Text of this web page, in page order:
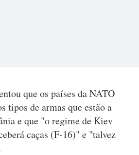
que os países da NATO
tipos de armas que estão a
e que "o regime de Kiev
caças (F-16)" e "talvez